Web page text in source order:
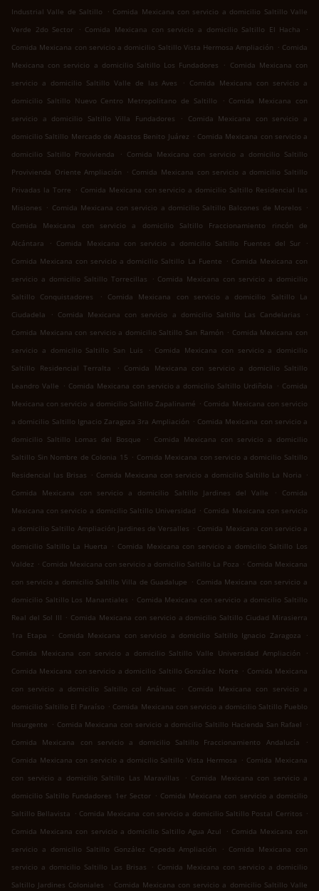
Industrial Valle de Saltillo
. Comida Mexicana con servicio a domicilio Saltillo Valle
Verde 2do Sector
. Comida Mexicana con servicio a domicilio Saltillo El Hacha
.
Comida Mexicana con servicio a domicilio Saltillo Vista Hermosa Ampliación . Comida
Mexicana con servicio a domicilio Saltillo Los Fundadores
. Comida Mexicana con
servicio a domicilio Saltillo Valle de las Aves
. Comida Mexicana con servicio a
domicilio Saltillo Nuevo Centro Metropolitano de Saltillo
. Comida Mexicana con
servicio a domicilio Saltillo Villa Fundadores
.
Comida Mexicana con servicio a
domicilio Saltillo Mercado de Abastos Benito Juárez . Comida Mexicana con servicio a
domicilio Saltillo Provivienda
. Comida Mexicana con servicio a domicilio Saltillo
Provivienda Oriente Ampliación
. Comida Mexicana con servicio a domicilio Saltillo
Privadas la Torre . Comida Mexicana con servicio a domicilio Saltillo Residencial las
Misiones . Comida Mexicana con servicio a domicilio Saltillo Balcones de Morelos .
Comida Mexicana con servicio a domicilio Saltillo Fraccionamiento rincón de
Alcántara
. Comida Mexicana con servicio a domicilio Saltillo Fuentes del Sur
.
Comida Mexicana con servicio a domicilio Saltillo La Fuente . Comida Mexicana con
servicio a domicilio Saltillo Torrecillas
. Comida Mexicana con servicio a domicilio
Saltillo Conquistadores
.
Comida Mexicana con servicio a domicilio Saltillo La
Ciudadela
. Comida Mexicana con servicio a domicilio Saltillo Las Candelarias
.
Comida Mexicana con servicio a domicilio Saltillo San Ramón . Comida Mexicana con
servicio a domicilio Saltillo San Luis
. Comida Mexicana con servicio a domicilio
Saltillo Residencial Terralta
. Comida Mexicana con servicio a domicilio Saltillo
Leandro Valle . Comida Mexicana con servicio a domicilio Saltillo Urdiñola . Comida
Mexicana con servicio a domicilio Saltillo Zapalinamé . Comida Mexicana con servicio
a domicilio Saltillo Ignacio Zaragoza 3ra Ampliación . Comida Mexicana con servicio a
domicilio Saltillo Lomas del Bosque
.
Comida Mexicana con servicio a domicilio
Saltillo Sin Nombre de Colonia 15 . Comida Mexicana con servicio a domicilio Saltillo
Residencial las Brisas . Comida Mexicana con servicio a domicilio Saltillo La Noria .
Comida Mexicana con servicio a domicilio Saltillo Jardines del Valle
.
Comida
Mexicana con servicio a domicilio Saltillo Universidad . Comida Mexicana con servicio
a domicilio Saltillo Ampliación Jardines de Versalles . Comida Mexicana con servicio a
domicilio Saltillo La Huerta . Comida Mexicana con servicio a domicilio Saltillo Los
Valdez . Comida Mexicana con servicio a domicilio Saltillo La Poza . Comida Mexicana
con servicio a domicilio Saltillo Villa de Guadalupe . Comida Mexicana con servicio a
domicilio Saltillo Los Manantiales . Comida Mexicana con servicio a domicilio Saltillo
Real del Sol III . Comida Mexicana con servicio a domicilio Saltillo Ciudad Mirasierra
1ra Etapa
. Comida Mexicana con servicio a domicilio Saltillo Ignacio Zaragoza
.
Comida Mexicana con servicio a domicilio Saltillo Valle Universidad Ampliación
.
Comida Mexicana con servicio a domicilio Saltillo González Norte . Comida Mexicana
con servicio a domicilio Saltillo col Anáhuac
. Comida Mexicana con servicio a
domicilio Saltillo El Paraíso . Comida Mexicana con servicio a domicilio Saltillo Pueblo
Insurgente . Comida Mexicana con servicio a domicilio Saltillo Hacienda San Rafael .
Comida Mexicana con servicio a domicilio Saltillo Fraccionamiento Andalucía
.
Comida Mexicana con servicio a domicilio Saltillo Vista Hermosa . Comida Mexicana
con servicio a domicilio Saltillo Las Maravillas
. Comida Mexicana con servicio a
domicilio Saltillo Fundadores 1er Sector . Comida Mexicana con servicio a domicilio
Saltillo Bellavista . Comida Mexicana con servicio a domicilio Saltillo Postal Cerritos .
Comida Mexicana con servicio a domicilio Saltillo Agua Azul
. Comida Mexicana con
servicio a domicilio Saltillo González Cepeda Ampliación
. Comida Mexicana con
servicio a domicilio Saltillo Las Brisas
. Comida Mexicana con servicio a domicilio
Saltillo Jardines Coloniales
. Comida Mexicana con servicio a domicilio Saltillo Valle